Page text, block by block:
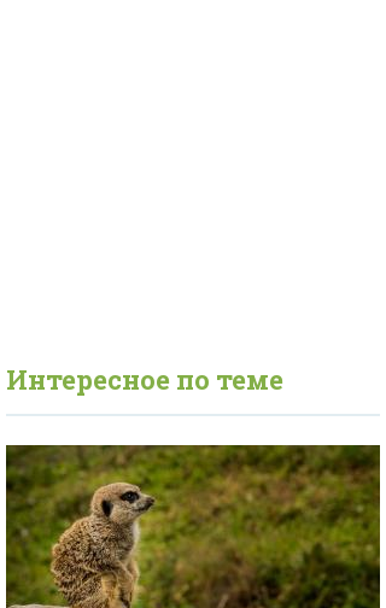
Интересное по теме